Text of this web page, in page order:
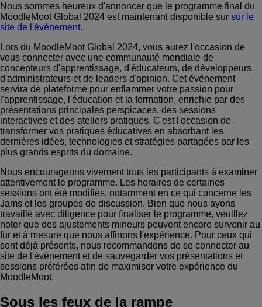
Nous sommes heureux d'annoncer que le programme final du
MoodleMoot Global 2024 est maintenant disponible sur sur le
site de l'événement.
Lors du MoodleMoot Global 2024, vous aurez l'occasion de
vous connecter avec une communauté mondiale de
concepteurs d'apprentissage, d'éducateurs, de développeurs,
d'administrateurs et de leaders d'opinion. Cet événement
servira de plateforme pour enflammer votre passion pour
l'apprentissage, l'éducation et la formation, enrichie par des
présentations principales perspicaces, des sessions
interactives et des ateliers pratiques. C'est l'occasion de
transformer vos pratiques éducatives en absorbant les
dernières idées, technologies et stratégies partagées par les
plus grands esprits du domaine.
Nous encourageons vivement tous les participants à examiner
attentivement le programme. Les horaires de certaines
sessions ont été modifiés, notamment en ce qui concerne les
Jams et les groupes de discussion. Bien que nous ayons
travaillé avec diligence pour finaliser le programme, veuillez
noter que des ajustements mineurs peuvent encore survenir au
fur et à mesure que nous affinons l'expérience. Pour ceux qui
sont déjà présents, nous recommandons de se connecter au
site de l'événement et de sauvegarder vos présentations et
sessions préférées afin de maximiser votre expérience du
MoodleMoot.
Sous les feux de la rampe